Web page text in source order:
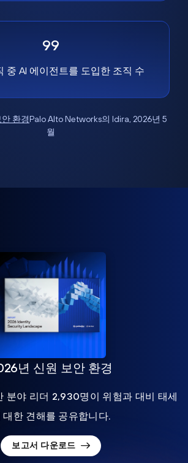
99
중 AI 에이전트를 도입한 조직 수
환경Palo Alto Networks의 Idira, 2026년 5
월
년 신원 보안 환경
분야 리더 2,930명이 위험과 대비 태세
대한 견해를 공유합니다.
보고서 다운로드